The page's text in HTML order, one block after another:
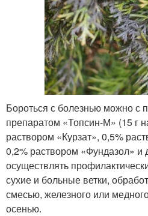
Бороться с болезнью можно с
препаратом «Топсин-М» (15 г
раствором «Курзат», 0,5%
0,2% раствором «Фундазол» и
осуществлять
сухие и больные ветки,
смесью, железного или
осенью.